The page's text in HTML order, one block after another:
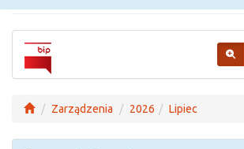
Zarządzenia 2026 Lipiec